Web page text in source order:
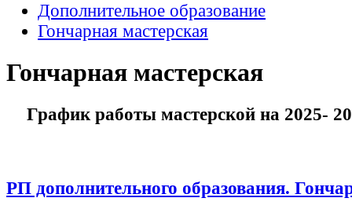
Дополнительное образование
Гончарная мастерская
Гончарная мастерская
График работы мастерской на 2025-
РП дополнительного образования.